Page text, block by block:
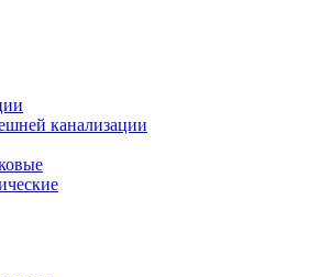
канализации